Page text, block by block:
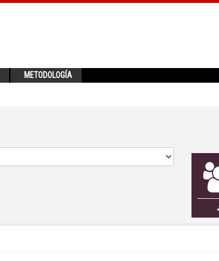
METODOLOGÍA